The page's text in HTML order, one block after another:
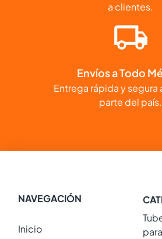
a clientes.
Envíos a Todo
Entrega rápida y segura
parte del país.
NAVEGACIÓN
Inicio